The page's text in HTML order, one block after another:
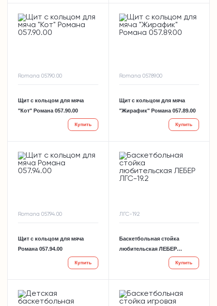
Romana 057.90.00
Щит с кольцом для мяча
"Кот" Романа 057.90.00
Купить
Romana 057.89.00
Щит с кольцом для мяча
"Жирафик" Романа 057.89.00
Купить
Romana 057.94.00
Щит с кольцом для мяча
Романа 057.94.00
Купить
ЛГС-19.2
Баскетбольная стойка
любительская ЛЕБЕР
Купить